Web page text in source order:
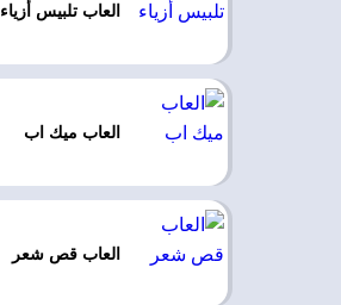
العاب تلبيس أزياء
العاب ميك اب
العاب قص شعر